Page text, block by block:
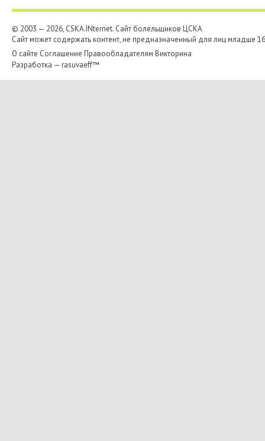
© 2003 — 2026, CSKA.INternet. Cайт болельщиков ЦСКА
Сайт может содержать контент, не предназначенный для лиц младше
О сайте Соглашение Правообладателям Викторина
Разработка — rasuvaeff™